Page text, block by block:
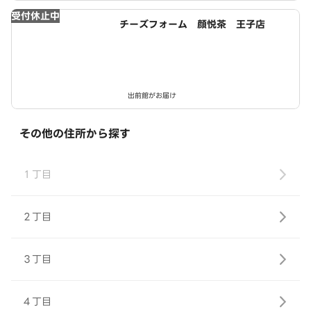
受付休止中
チーズフォーム 顔悦茶 王子店
出前館がお届け
その他の住所から探す
１丁目
２丁目
３丁目
４丁目